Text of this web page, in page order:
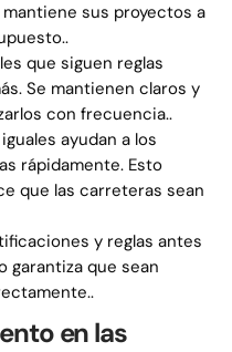
mantiene sus proyectos a
que siguen reglas
Se mantienen claros y
con frecuencia..
ayudan a los
rápidamente. Esto
que las carreteras sean
y reglas antes
garantiza que sean
en las